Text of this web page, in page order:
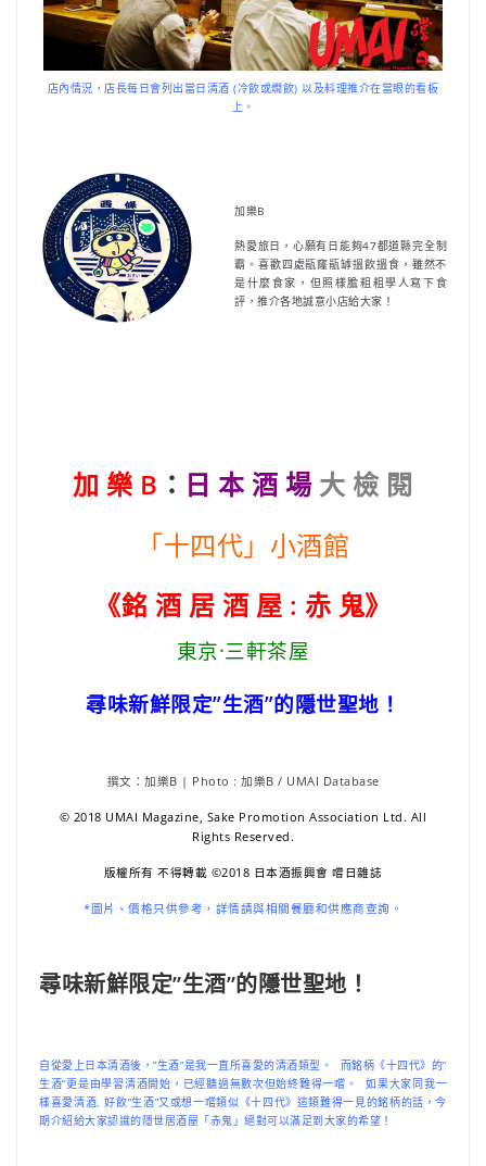
店內情況，店長每日會列出當日清酒 (冷飲或燗飲) 以及料理推介在當眼的看板
上。
加樂B
熱愛旅日，心願有日能夠47都道縣完全制
霸。喜歡四處瓹窿瓹罅搵飲搵食，雖然不
是什麼食家，但照樣膽粗粗學人寫下食
評，推介各地誠意小店給大家！
加 樂 B ： 日 本 酒 場 大 檢 閱
「十四代」小酒館
《銘 酒 居 酒 屋 : 赤 鬼》
東京·三軒茶屋
尋味新鮮限定”生酒”的隱世聖地！
撰文：加樂B | Photo : 加樂B / UMAI Database
© 2018 UMAI Magazine, Sake Promotion Association Ltd. All
Rights Reserved.
版權所有 不得轉載 ©2018 日本酒振興會 嚐日雜誌
*圖片、價格只供參考，詳情請與相關餐廳和供應商查詢。
尋味新鮮限定”生酒”的隱世聖地！
自從愛上日本清酒後，”生酒”是我一直所喜愛的清酒類型。 而銘柄《十四代》的”
生酒”更是由學習清酒開始，已經聽過無數次但始終難得一嚐。 如果大家同我一
樣喜愛清酒, 好飲”生酒”又或想一嚐類似《十四代》這類難得一見的銘柄的話，今
期介紹給大家認識的隱世居酒屋「赤鬼」絕對可以滿足到大家的希望！